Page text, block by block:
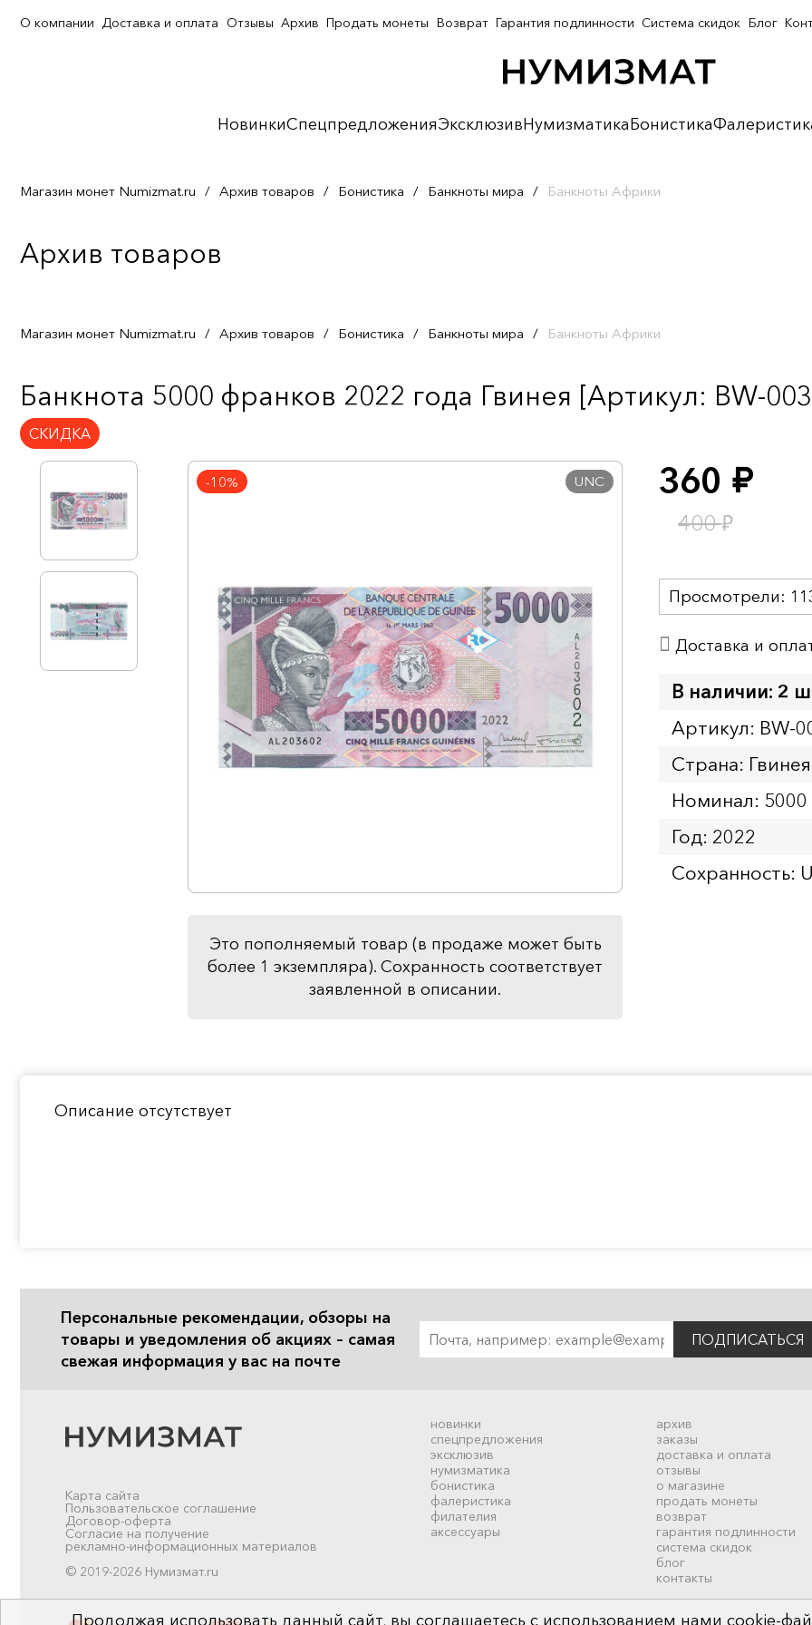
НовинкиСпецпредложенияЭксклюзивНумизматикаБонистика
О компании Доставка и оплата Отзывы Архив Продать монеты Возврат Гарантия подлинности Система скидок Блог
Магазин монет Numizmat.ru / Архив товаров / Бонистика / Банкноты мира / Банкноты Африки
Архив товаров
Магазин монет Numizmat.ru / Архив товаров / Бонистика / Банкноты мира / Банкноты Африки
Банкнота 5000 франков 2022 года Гвинея [Артикул: BW-
СКИДКА
-10% UNC
Это пополняемый товар (в продаже может быть
более 1 экземпляра). Сохранность соответствует
заявленной в описании.
360 руб.
400₽
Просмотрели:
Доставка и
В наличии: 2
Артикул: BW-
Страна: Гвинея
Номинал:
Год: 2022
Сохранность:
Описание отсутствует
Персональные рекомендации, обзоры на
товары и уведомления об акциях – самая
свежая информация у вас на почте
ПОДПИСАТЬСЯ
новинки
спецпредложения
эксклюзив
нумизматика
бонистика
фалеристика
филателия
аксессуары
архив
заказы
доставка и оплата
отзывы
о магазине
продать монеты
возврат
гарантия подлинности
система скидок
блог
контакты
Карта сайта
Пользовательское соглашение
Договор-оферта
Согласие на получение
рекламно-информационных материалов
© 2019-2026 Нумизмат.ru
Продолжая использовать данный сайт, вы соглашаетесь с использованием нами cookie-